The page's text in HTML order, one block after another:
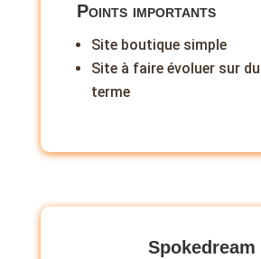
Points importants
Site boutique simple
Site à faire évoluer sur
terme
Spokedream